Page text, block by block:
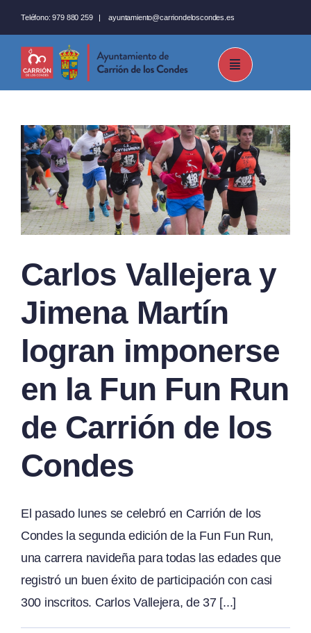
al
contenido
Teléfono: 979 880 259 |ayuntamiento@carriondeloscondes.es
Carlos Vallejera y
Jimena Martín
logran imponerse
en la Fun Fun Run
de Carrión de los
Condes
El pasado lunes se celebró en Carrión de los
Condes la segunda edición de la Fun Fun Run,
una carrera navideña para todas las edades que
registró un buen éxito de participación con casi
300 inscritos. Carlos Vallejera, de 37 [...]